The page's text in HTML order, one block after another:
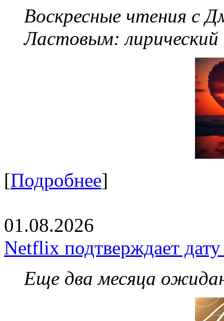
Воскресные чтения с
Ластовым:
[Подробнее]
01.08.2026
Netflix подтверждает
Еще два месяца